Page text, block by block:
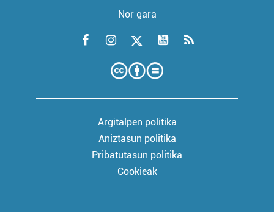
Nor gara
Argitalpen politika
Aniztasun politika
Pribatutasun politika
Cookieak